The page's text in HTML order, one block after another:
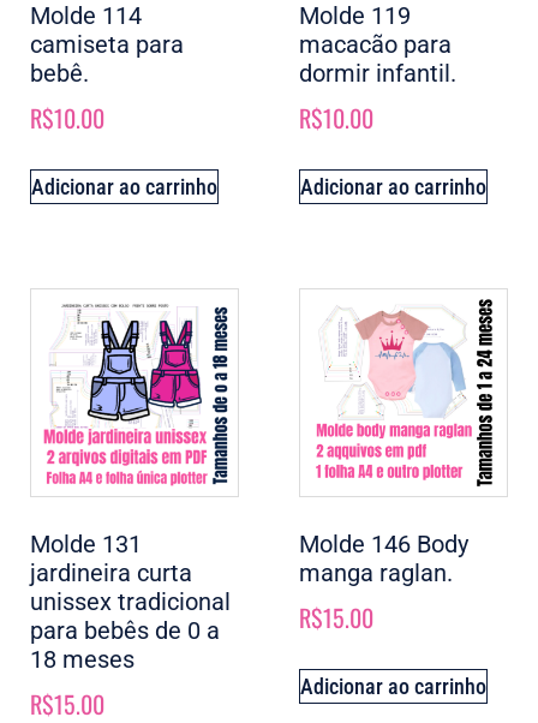
Molde 114
camiseta para
bebê.
R$10.00
Adicionar ao carrinho
Molde 119
macacão para
dormir infantil.
R$10.00
Adicionar ao carrinho
Molde 131
jardineira curta
unissex tradicional
para bebês de 0 a
18 meses
R$15.00
Molde 146 Body
manga raglan.
R$15.00
Adicionar ao carrinho